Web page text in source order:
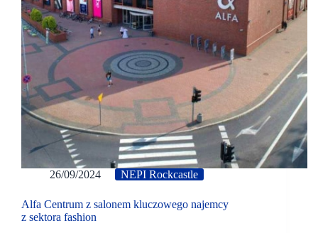
26/09/2024 NEPI Rockcastle
Alfa Centrum z salonem kluczowego najemcy
z sektora fashion